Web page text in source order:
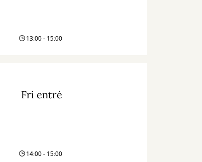
13:00 - 15:00
Fri entré
14:00 - 15:00